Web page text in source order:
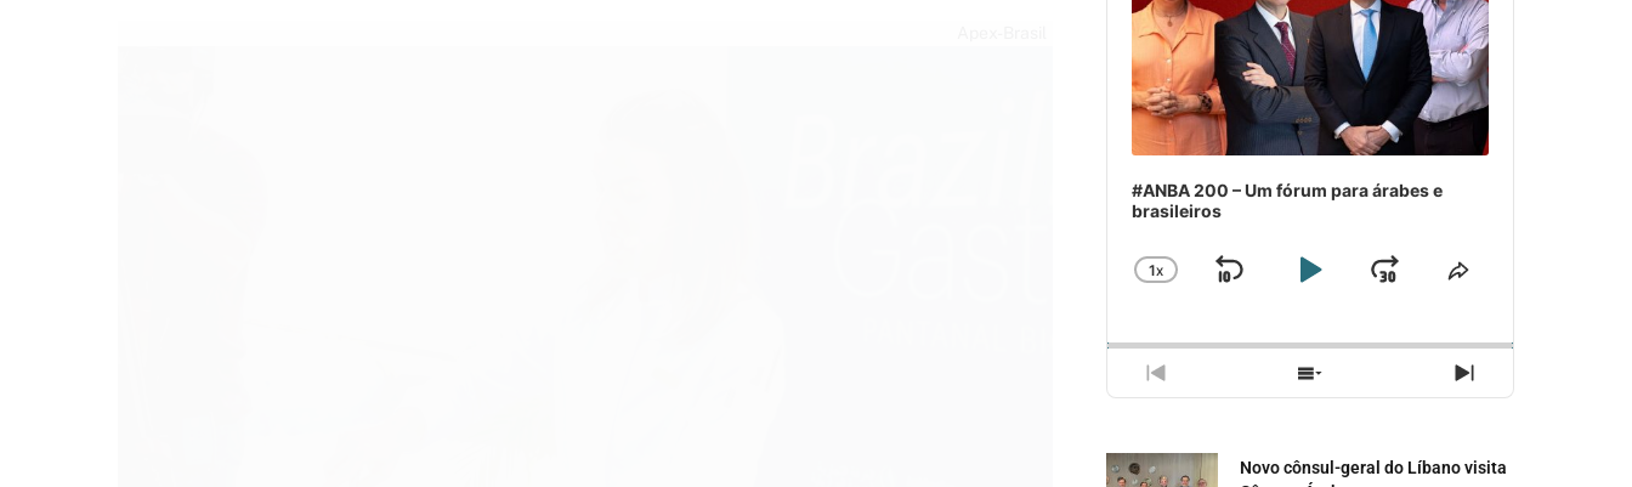
#ANBA 200 – Um fórum para árabes e
brasileiros
CHANGE
1X
SKIPPLAYJUMP
PREVIOUS
EPISODE
SHOW
EPISODES
NEXT
EPISODE
Novo cônsul-geral do Líbano visita